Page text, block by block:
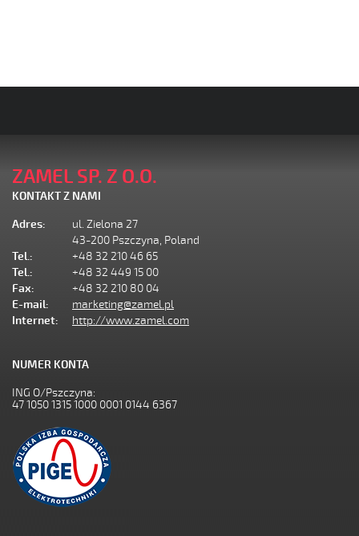
ZAMEL SP. Z O.O.
KONTAKT Z NAMI
Adres:
ul. Zielona 27
43-200 Pszczyna, Poland
Tel.:
+48 32 210 46 65
Tel.:
+48 32 449 15 00
Fax:
+48 32 210 80 04
E-mail:
marketing@zamel.pl
Internet:
http://www.zamel.com
NUMER KONTA
ING O/Pszczyna:
47 1050 1315 1000 0001 0144 6367